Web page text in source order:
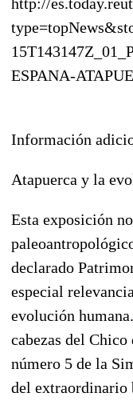
ESPANA-
Información
Atapuerca y la
Esta exposición
declarado
especial
evolución
cabezas del
número 5 de la
del extraordinario